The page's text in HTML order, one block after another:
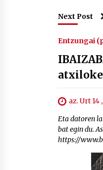
Next Post
Entzungai
az. Urt 14
Eta datoren
bat egin du.
https://